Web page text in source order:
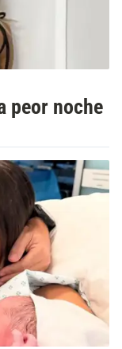
peor noche